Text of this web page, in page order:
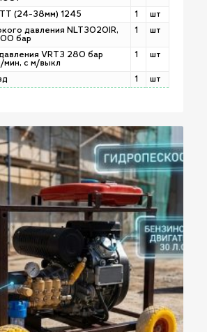
(24-38мм) 1245 1
шт
давления NLT3020IR,
бар
1 шт
VRT3 280 бар
с м/выкл
1 шт
1 шт